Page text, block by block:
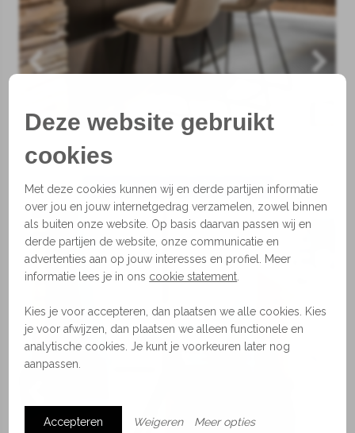
1 2 3 4 5 6 7
Deze website gebruikt
cookies
Met deze cookies kunnen wij en derde partijen informatie
over jou en jouw internetgedrag verzamelen, zowel binnen
als buiten onze website. Op basis daarvan passen wij en
derde partijen de website, onze communicatie en
advertenties aan op jouw interesses en profiel. Meer
informatie lees je in ons cookie statement
Kies je voor accepteren, dan plaatsen we alle cookies. Kies
je voor afwijzen, dan plaatsen we alleen functionele en
analytische cookies. Je kunt je voorkeuren later nog
aanpassen.
Accepteren Weigeren Meer opties